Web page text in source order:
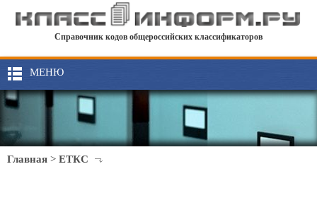
Справочник кодов общероссийских классификаторов
МЕНЮ
Главная > ЕТКС